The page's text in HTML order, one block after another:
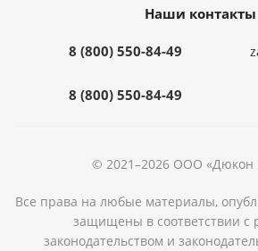
Наши контакты
8 (800) 550-84-49
8 (800) 550-84-49
© 2021–2026 ООО «Дюкон
Все права на любые материалы,
защищены в соответствии с
законодательством и